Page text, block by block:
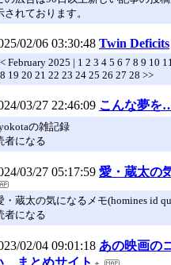
されております。
02/06 03:30:48 Twin Deficits
February 2025 | 1 2 3 4 5 6 7 8 9 10
19 20 21 22 23 24 25 26 27 28 >>
03/27 22:46:09 こんな夢を
の雑記録
者になる
03/27 05:17:59 愛・蔵太の
・蔵太の気になるメモ(homines id
者になる
02/04 09:01:18 あの映画の
まとめサイト